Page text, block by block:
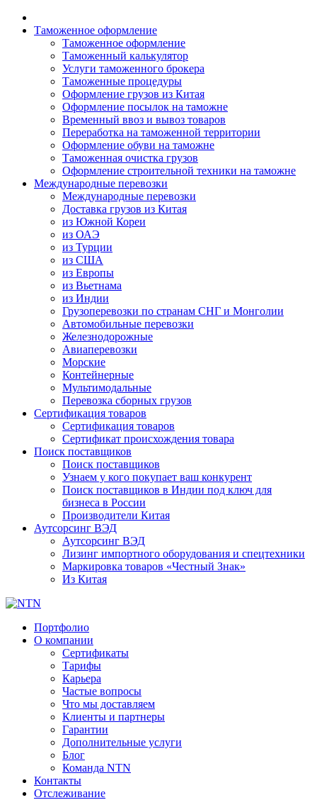
Таможенное оформление
Таможенное оформление
Таможенный калькулятор
Услуги таможенного брокера
Таможенные процедуры
Оформление грузов из Китая
Оформление посылок на таможне
Временный ввоз и вывоз товаров
Переработка на таможенной территории
Оформление обуви на таможне
Таможенная очистка грузов
Оформление строительной техники на таможне
Международные перевозки
Международные перевозки
Доставка грузов из Китая
из Южной Кореи
из ОАЭ
из Турции
из США
из Европы
из Вьетнама
из Индии
Грузоперевозки по странам СНГ и Монголии
Автомобильные перевозки
Железнодорожные
Авиаперевозки
Морские
Контейнерные
Мультимодальные
Перевозка сборных грузов
Сертификация товаров
Сертификация товаров
Сертификат происхождения товара
Поиск поставщиков
Поиск поставщиков
Узнаем у кого покупает ваш конкурент
Поиск поставщиков в Индии под ключ для
бизнеса в России
Производители Китая
Аутсорсинг ВЭД
Аутсорсинг ВЭД
Лизинг импортного оборудования и спецтехники
Маркировка товаров «Честный Знак»
Из Китая
Портфолио
О компании
Сертификаты
Тарифы
Карьера
Частые вопросы
Что мы доставляем
Клиенты и партнеры
Гарантии
Дополнительные услуги
Блог
Команда NTN
Контакты
Отслеживание